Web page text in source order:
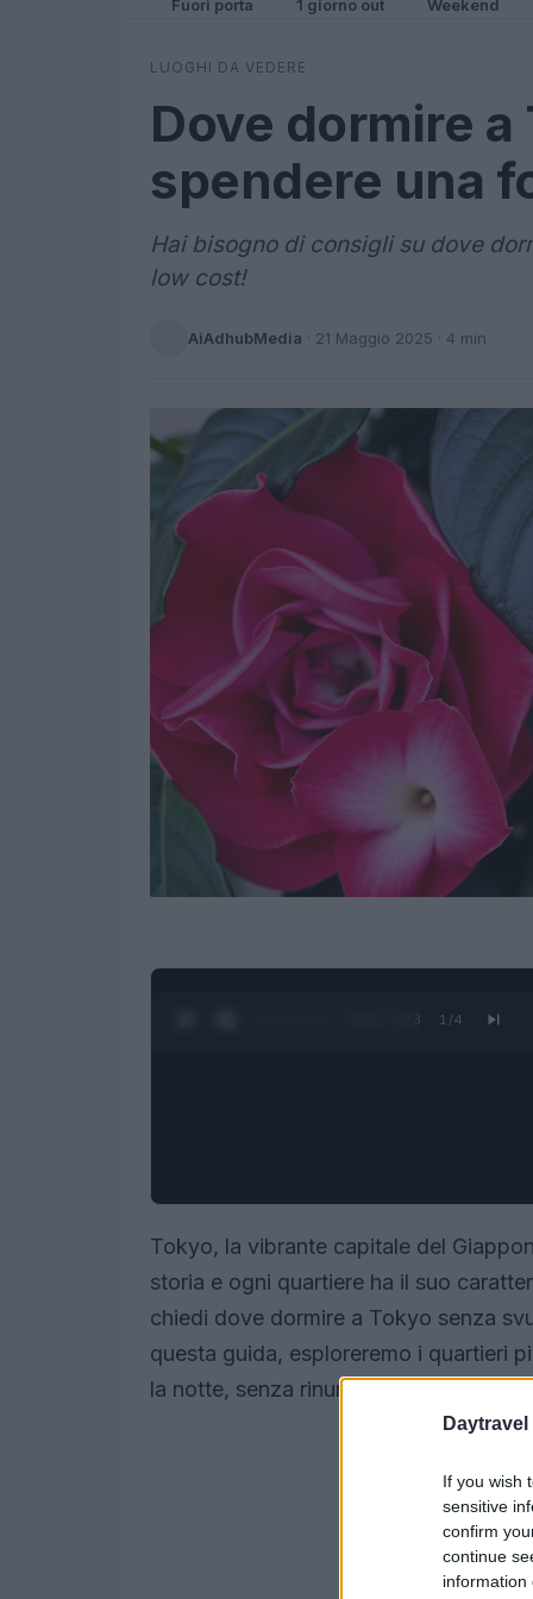
Daytravel
If you wish
sensitive
confirm
continue
information
Fuori porta 1 giorno out Weekend
LUOGHI DA VEDERE
Dove dormire a
spendere una
Hai bisogno di consigli su dove
low cost!
AiAdhubMedia · 21 Maggio 2025 · 4 min
0:27 / 1:23 1 /4
Tokyo, la vibrante capitale del
storia e ogni quartiere ha il suo
chiedi dove dormire a Tokyo senza
questa guida, esploreremo i quartieri
la notte, senza rinunciare a comfort e